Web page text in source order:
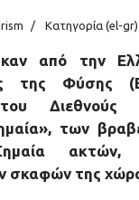
Κατηγορία (el-gr)
από την
της Φύσης
Διεθνούς
των
ακτών,
σκαφών της